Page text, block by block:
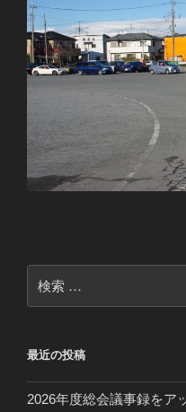
索:
最近の投稿
2026年度総会議事録をア